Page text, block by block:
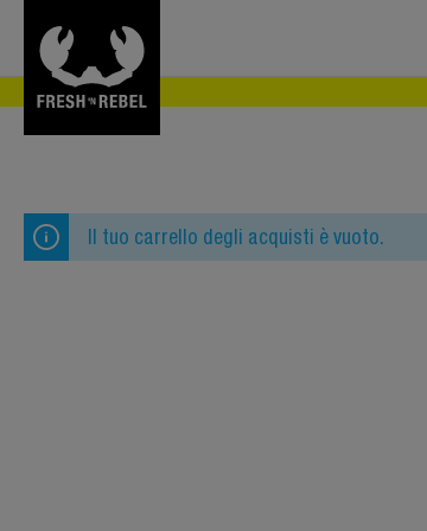
Il tuo carrello degli acquisti è vuoto.